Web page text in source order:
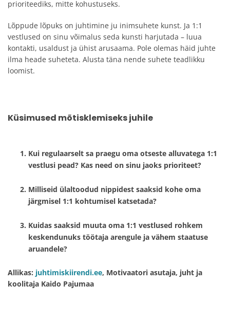
prioriteediks, mitte kohustuseks.
Lõppude lõpuks on juhtimine ju inimsuhete kunst. Ja 1:1
vestlused on sinu võimalus seda kunsti harjutada – luua
kontakti, usaldust ja ühist arusaama. Pole olemas häid juhte
ilma heade suheteta. Alusta täna nende suhete teadlikku
loomist.
Küsimused mõtisklemiseks juhile
Kui regulaarselt sa praegu oma otseste alluvatega 1:1
vestlusi pead? Kas need on sinu jaoks prioriteet?
Milliseid ülaltoodud nippidest saaksid kohe oma
järgmisel 1:1 kohtumisel katsetada?
Kuidas saaksid muuta oma 1:1 vestlused rohkem
keskendunuks töötaja arengule ja vähem staatuse
aruandele?
Allikas: juhtimiskiirendi.ee, Motivaatori asutaja, juht ja
koolitaja Kaido Pajumaa